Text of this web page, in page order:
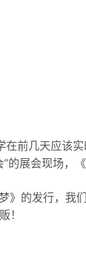
在前几天应该
的展会现场，
》的发行，我
！